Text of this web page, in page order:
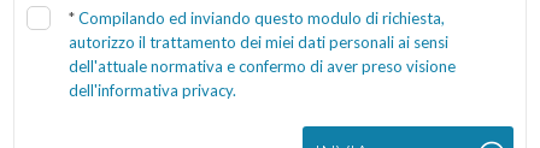
*Compilando ed inviando questo modulo di richiesta,
autorizzo il trattamento dei miei dati personali ai sensi
dell'attuale normativa e confermo di aver preso visione
dell'informativa privacy.